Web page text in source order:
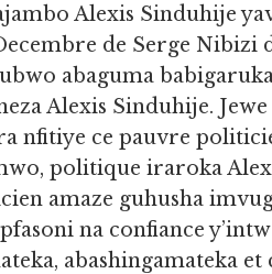
Alexis Sinduhije
de Serge Nibizi
abaguma
Alexis Sinduhije.
nfitiye ce pauvre
politique iraroka
amaze guhusha
na confiance
abashingamateka